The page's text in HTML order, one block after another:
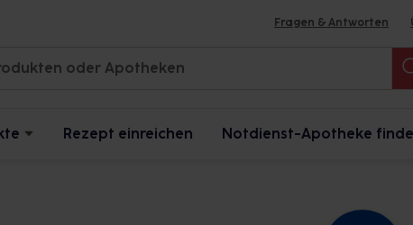
Fragen & Antworten
Rezept einreichen Notdienst-Apotheke